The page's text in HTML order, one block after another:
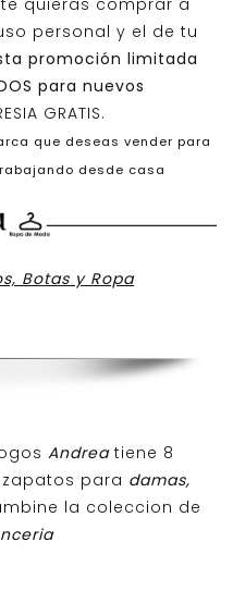
personal y el de tu
promoción limitada
para nuevos
GRATIS.
que deseas vender para
desde casa
Botas y Ropa
Andreatiene 8
para damas,
la coleccion de